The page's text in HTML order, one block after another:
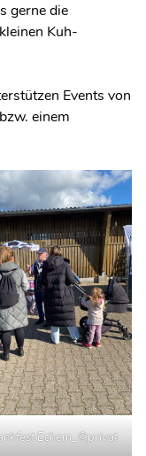
gerne die
Kuh-
Events von
einem
Echem_©privat